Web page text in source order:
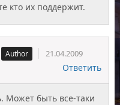
кто их поддержит.
21.04.2009
Ответить
Может быть все-таки